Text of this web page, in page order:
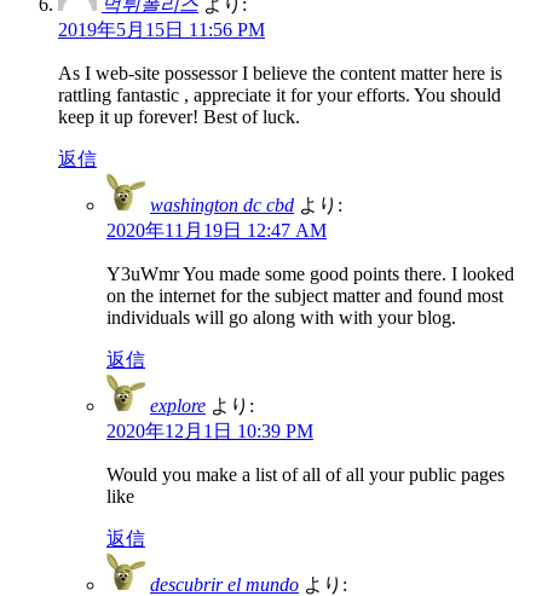
2019年5月15日 11:56 PM
As I web-site possessor I believe the content matter here is
rattling fantastic , appreciate it for your efforts. You should
keep it up forever! Best of luck.
返信
washington dc cbd より:
2020年11月19日 12:47 AM
Y3uWmr You made some good points there. I looked
on the internet for the subject matter and found most
individuals will go along with with your blog.
返信
explore より:
2020年12月1日 10:39 PM
Would you make a list of all of all your public pages
like
返信
descubrir el mundo より: